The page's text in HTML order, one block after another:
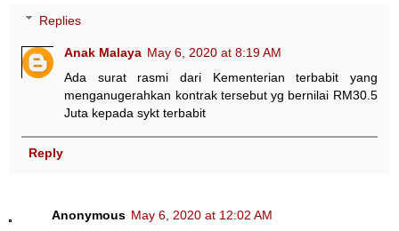
Replies
Anak Malaya May 6, 2020 at 8:19 AM
Ada surat rasmi dari Kementerian terbabit yang
menganugerahkan kontrak tersebut yg bernilai RM30.5
Juta kepada sykt terbabit
Reply
Anonymous May 6, 2020 at 12:02 AM